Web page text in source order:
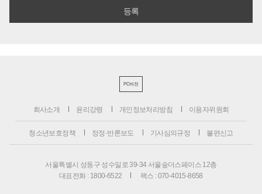
PC버전
회사소개 윤리강령 개인정보처리방침 이용자위원회
청소년보호정책 정정·반론보도 기사심의규정 불편신고
서울특별시 성동구 성수일로 39-34 서울숲더스페이스 12층
대표전화 : 1800-6522
팩스 : 070-4015-8658